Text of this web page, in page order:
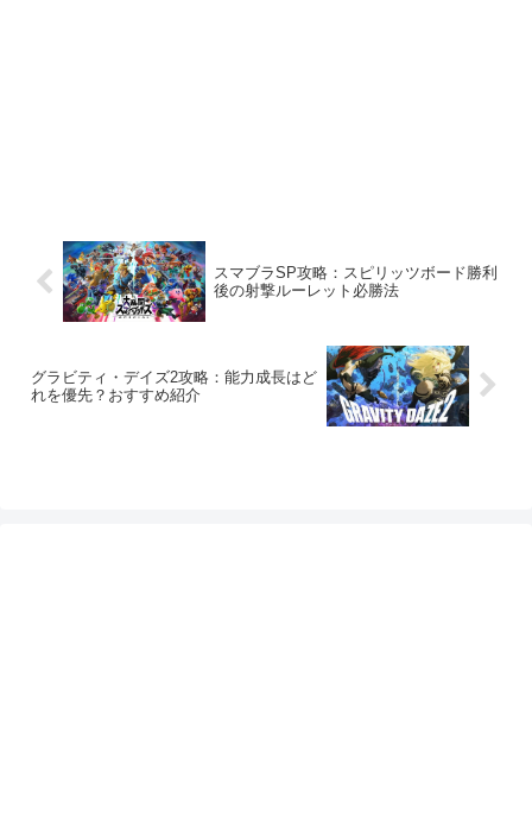
スマブラSP攻略：スピリッツボード勝利
後の射撃ルーレット必勝法
グラビティ・デイズ2攻略：能力成長はど
れを優先？おすすめ紹介